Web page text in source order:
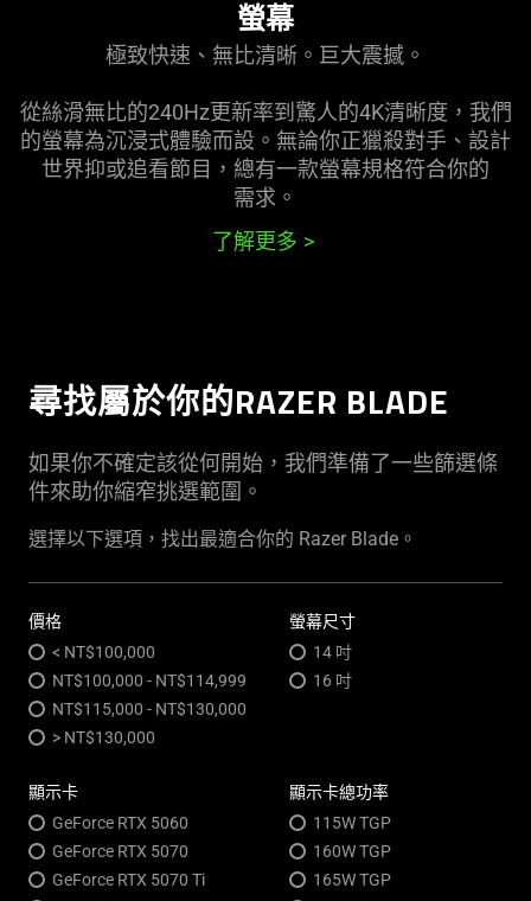
螢幕
極致快速、無比清晰。巨大震撼 。
從絲滑無比的240Hz更新率到驚人的4K清晰度，我們
的螢幕為沉浸式體驗而設。無論你正獵殺對手、設計
世界抑或追看節目，總有一款螢幕規格符合你的
需求 。
了解更多
尋找屬於你的RAZER BLADE
如果你不確定該從何開始，我們準備了一些篩選條
件來助你縮窄挑選範圍。
選擇以下選項，找出最適合你的 Razer Blade。
價格
< NT$100,000
NT$100,000 - NT$114,999
NT$115,000 - NT$130,000
> NT$130,000
螢幕尺寸
14 吋
16 吋
顯示卡
GeForce RTX 5060
GeForce RTX 5070
GeForce RTX 5070 Ti
顯示卡總功率
115W TGP
160W TGP
165W TGP